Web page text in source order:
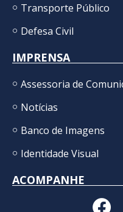
Transporte Público
Defesa Civil
IMPRENSA
Assessoria de
Notícias
Banco de Imagens
Identidade Visual
ACOMPANHE